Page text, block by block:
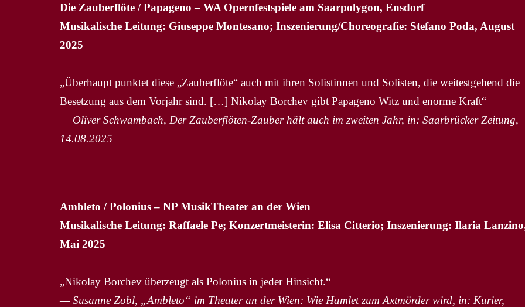
Die Zauberflöte / Papageno – WA Opernfestspiele am Saarpolygon, Ensdorf
Musikalische Leitung: Giuseppe Montesano; Inszenierung/Choreografie: Stefano Poda, August
2025
„Überhaupt punktet diese „Zauberflöte“ auch mit ihren Solistinnen und Solisten, die weitestgehend die
Besetzung aus dem Vorjahr sind. […] Nikolay Borchev gibt Papageno Witz und enorme Kraft“
— Oliver Schwambach, Der Zauberflöten-Zauber hält auch im zweiten Jahr, in: Saarbrücker Zeitung,
14.08.2025
Ambleto / Polonius – NP MusikTheater an der Wien
Musikalische Leitung: Raffaele Pe; Konzertmeisterin: Elisa Citterio; Inszenierung: Ilaria
Mai 2025
„Nikolay Borchev überzeugt als Polonius in jeder Hinsicht.“
— Susanne Zobl, „Ambleto“ im Theater an der Wien: Wie Hamlet zum Axtmörder wird, in: Kurier,